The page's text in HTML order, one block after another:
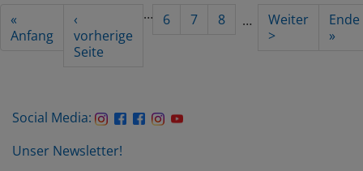
Seitennummerierung
First
page
«
Anfang
Vorherige
Seite
‹
vorherige
Seite
… Seite
6
Aktuelle
7 Seite
8 …
Nächste
Seite
Weiter
>
Last
page
Ende
»
Social Media:
Unser Newsletter!